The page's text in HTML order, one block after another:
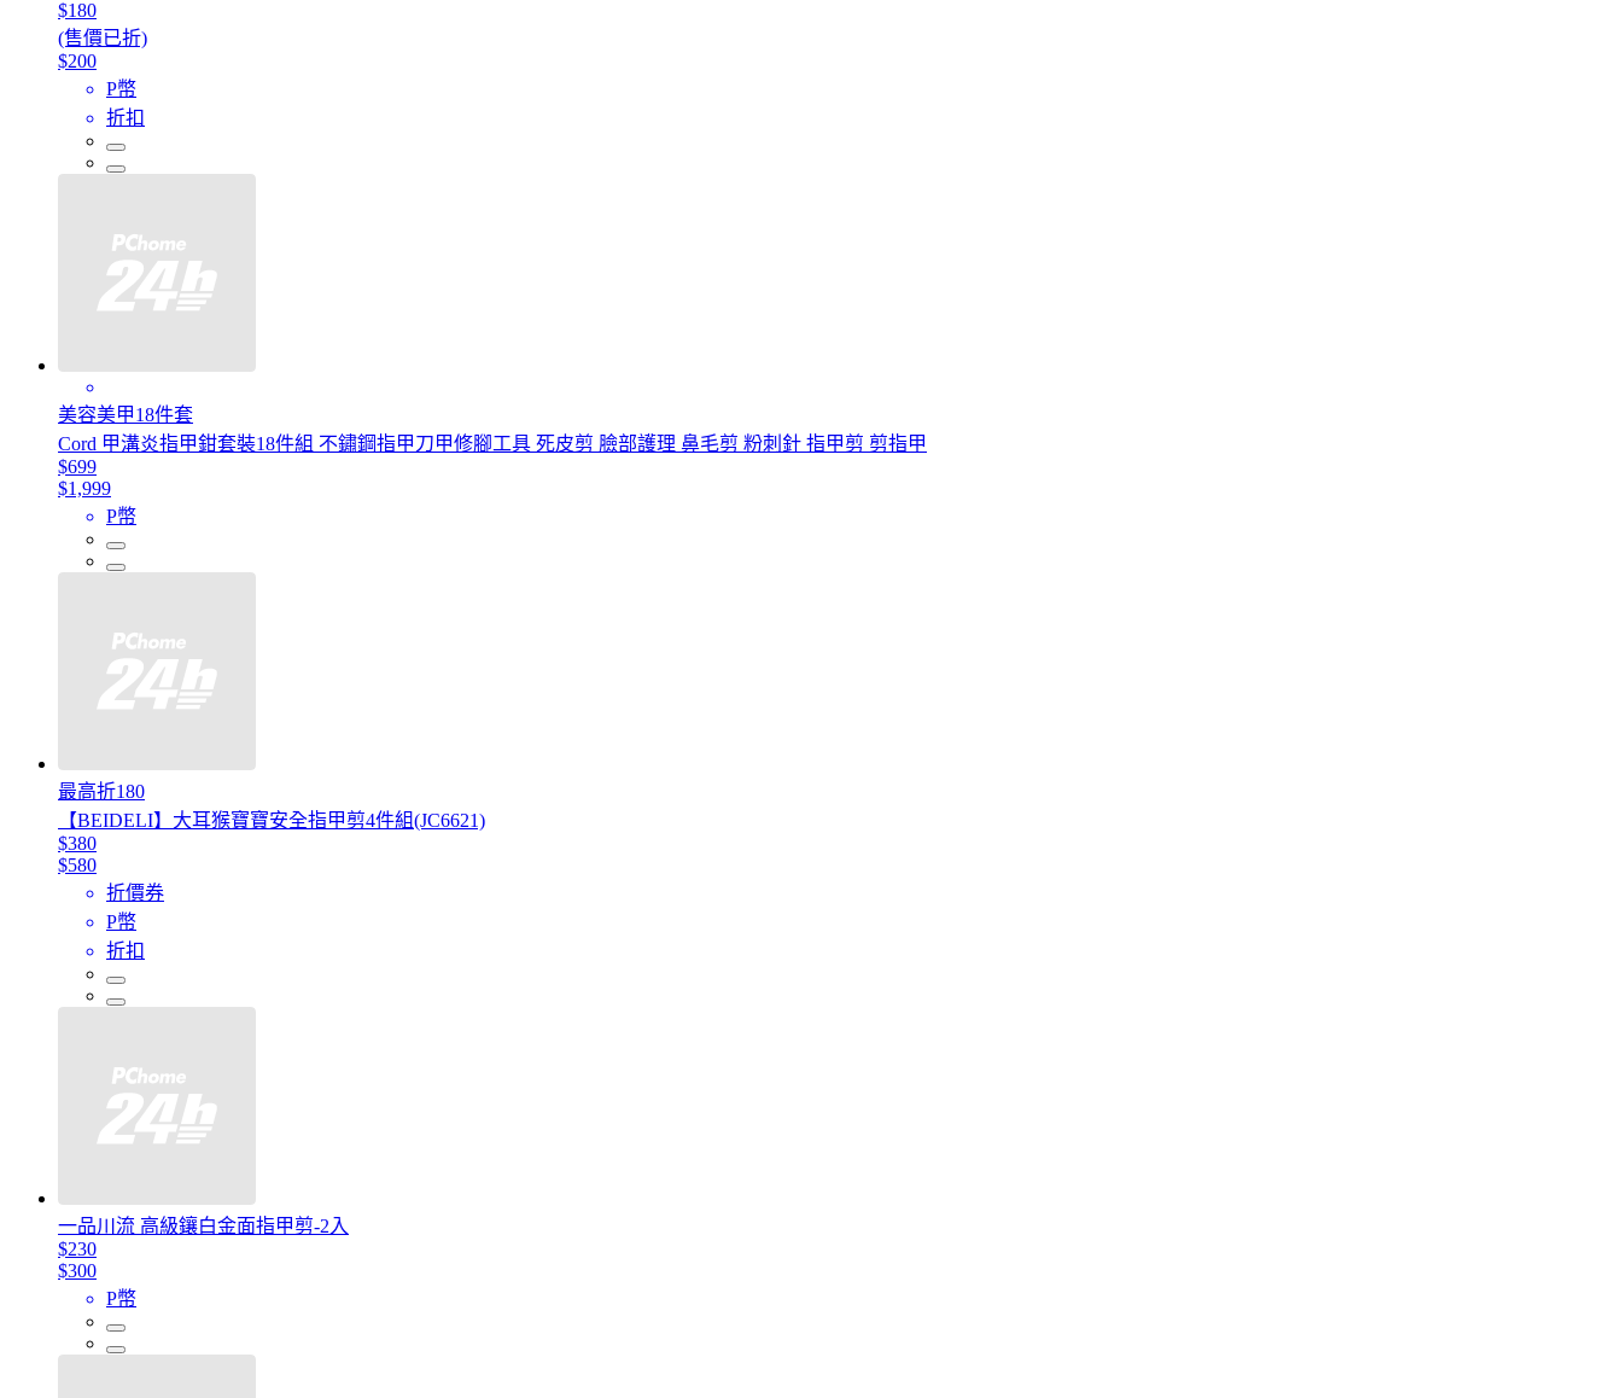
$180
(售價已折)
$200
P幣
折扣
美容美甲18件套
Cord 甲溝炎指甲鉗套裝18件組 不鏽鋼指甲刀甲修腳工具 死皮剪 臉部護理 鼻毛剪 粉刺針 指甲剪 剪指甲
$699
$1,999
P幣
最高折180
【BEIDELI】大耳猴寶寶安全指甲剪4件組(JC6621)
$380
$580
折價券
P幣
折扣
一品川流 高級鑲白金面指甲剪-2入
$230
$300
P幣